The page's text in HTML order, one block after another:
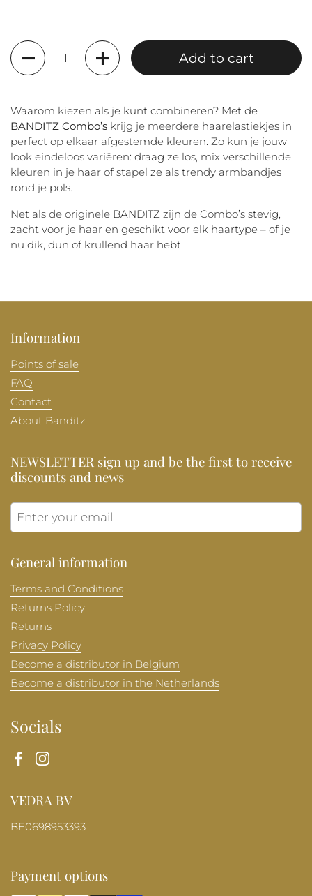
Quantity
Add to cart
Waarom kiezen als je kunt combineren? Met de
BANDITZ Combo’s krijg je meerdere haarelastiekjes in
perfect op elkaar afgestemde kleuren. Zo kun je jouw
look eindeloos variëren: draag ze los, mix verschillende
kleuren in je haar of stapel ze als trendy armbandjes
rond je pols.
Net als de originele BANDITZ zijn de Combo’s stevig,
zacht voor je haar en geschikt voor elk haartype – of je
nu dik, dun of krullend haar hebt.
Information
Points of sale
FAQ
Contact
About Banditz
NEWSLETTER sign up and be the first to receive
discounts and news
General information
Terms and Conditions
Returns Policy
Returns
Privacy Policy
Become a distributor in Belgium
Become a distributor in the Netherlands
Socials
FacebookInstagram
VEDRA BV
BE0698953393
Payment options